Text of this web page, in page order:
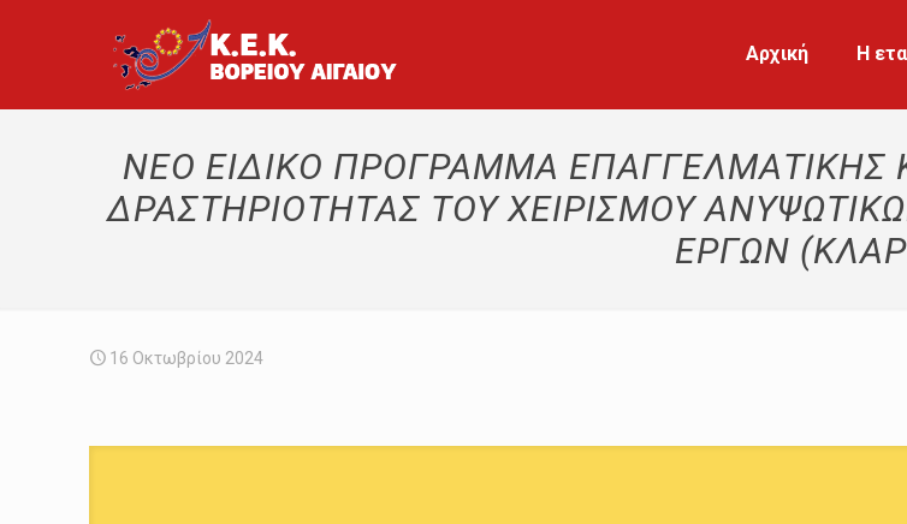
Αρχική Η
ΝΕΟ ΕΙΔΙΚΟ ΠΡΟΓΡΑΜΜΑ ΕΠΑΓΓΕΛΜΑΤΙΚΗΣ
ΔΡΑΣΤΗΡΙΟΤΗΤΑΣ ΤΟΥ ΧΕΙΡΙΣΜΟΥ
ΕΡΓΩΝ
16 Οκτωβρίου 2024